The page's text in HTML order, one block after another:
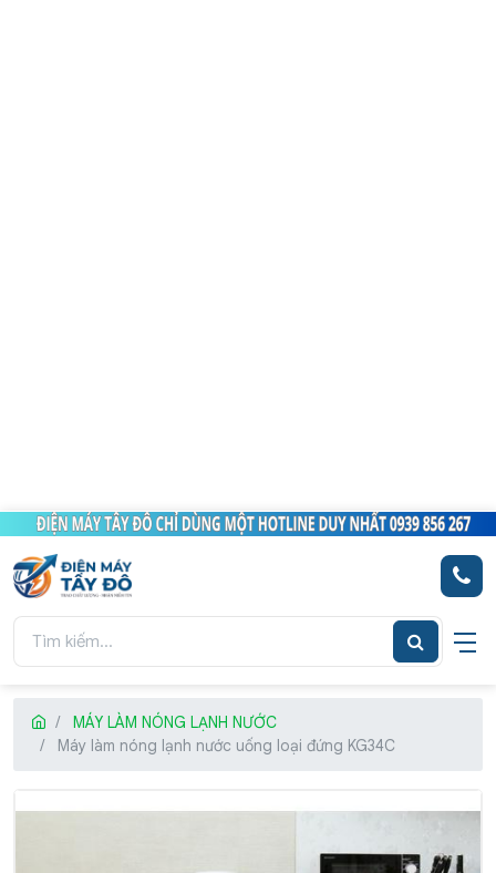
MÁY LÀM NÓNG LẠNH NƯỚC
Máy làm nóng lạnh nước uống loại đứng KG34C